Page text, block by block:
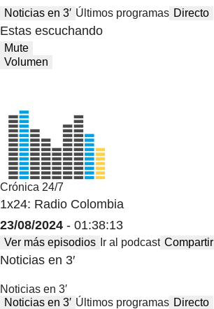
Noticias en 3′ Últimos programas Directo
Estas escuchando
Mute
Volumen
Crónica 24/7
1x24: Radio Colombia
23/08/2024 - 01:38:13
Ver más episodios Ir al podcast Compartir
Noticias en 3′
Noticias en 3′
Noticias en 3′ Últimos programas Directo